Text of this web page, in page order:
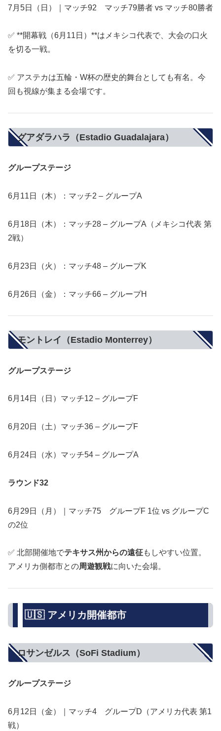
7月5日（日）｜マッチ92 マッチ79勝者 vs マッチ80勝者
✅ **開幕戦（6月11日）**はメキシコ代表で、大会の口火
を切る一戦。
✅ アステカは五輪・W杯の歴史的舞台としても有名。今
回も視線が集まる会場です。
グアダラハラ（Estadio Guadalajara）
グループステージ
6月11日（木）：マッチ2 – グループA
6月18日（木）：マッチ28 – グループA（メキシコ代表 第
2戦）
6月23日（火）：マッチ48 – グループK
6月26日（金）：マッチ66 – グループH
モントレイ（Estadio Monterrey）
グループステージ
6月14日（日）マッチ12 – グループF
6月20日（土）マッチ36 – グループF
6月24日（水）マッチ54 – グループA
ラウンド32
6月29日（月）｜マッチ75 グループF 1位 vs グループC
の2位
✅ 北部開催地でテキサス州からの遠征もしやすい位置。
アメリカ側都市との周遊観戦に向いた会場。
🇺🇸 アメリカ開催都市
ロサンゼルス（SoFi Stadium）
グループステージ
6月12日（金）｜マッチ4 グループD（アメリカ代表 第1
戦）